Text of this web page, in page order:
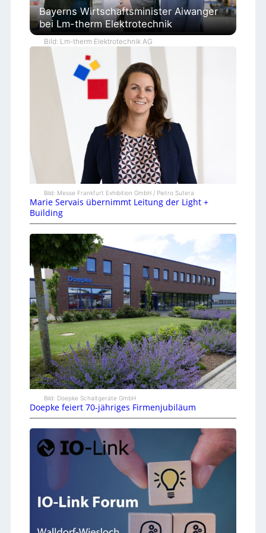
Bayerns Wirtschaftsminister Aiwanger
bei Lm-therm Elektrotechnik
Bild: Lm-therm Elektrotechnik AG
Bild: Messe Frankfurt Exhibition GmbH / Pietro Sutera
Marie Servais übernimmt Leitung der Light +
Building
Bild: Doepke Schaltgeräte GmbH
Doepke feiert 70-jähriges Firmenjubiläum